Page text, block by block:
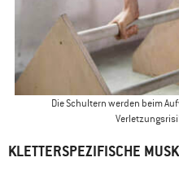
Die Schultern werden beim
KLETTERSPEZIFISCHE